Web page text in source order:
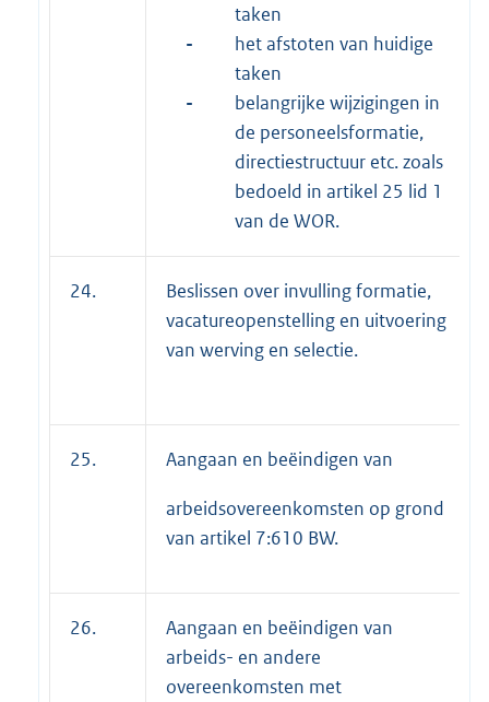
taken
-
het afstoten van huidige
taken
-
belangrijke wijzigingen in
de personeelsformatie,
directiestructuur etc. zoals
bedoeld in artikel 25 lid 1
van de WOR.
24.
Beslissen over invulling formatie,
vacatureopenstelling en uitvoering
van werving en selectie.
25. Aangaan en beëindigen van
arbeidsovereenkomsten op grond
van artikel 7:610 BW.
26.
Aangaan en beëindigen van
arbeids- en andere
overeenkomsten met